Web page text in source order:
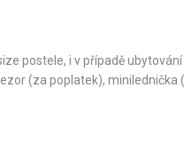
postele, i v případě ubytování
(za poplatek), minilednička